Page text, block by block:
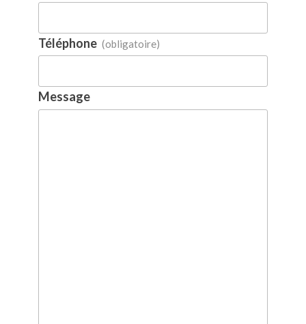
Téléphone (obligatoire)
Message